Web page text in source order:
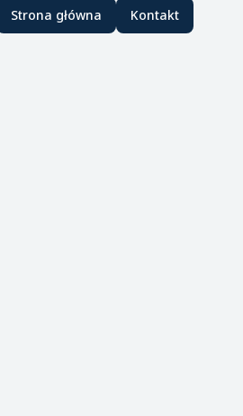
Strona główna Kontakt